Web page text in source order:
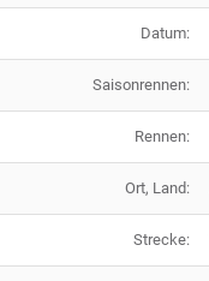
Datum:
Saisonrennen:
Rennen:
Ort, Land:
Strecke: